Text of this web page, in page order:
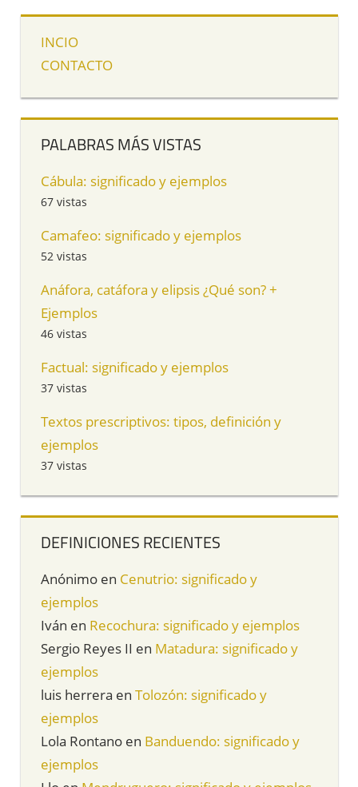
INCIO
CONTACTO
PALABRAS MÁS VISTAS
Cábula: significado y ejemplos
67 vistas
Camafeo: significado y ejemplos
52 vistas
Anáfora, catáfora y elipsis ¿Qué son? +
Ejemplos
46 vistas
Factual: significado y ejemplos
37 vistas
Textos prescriptivos: tipos, definición y
ejemplos
37 vistas
DEFINICIONES RECIENTES
Anónimo en Cenutrio: significado y
ejemplos
Iván en Recochura: significado y ejemplos
Sergio Reyes II en Matadura: significado y
ejemplos
luis herrera en Tolozón: significado y
ejemplos
Lola Rontano en Banduendo: significado y
ejemplos